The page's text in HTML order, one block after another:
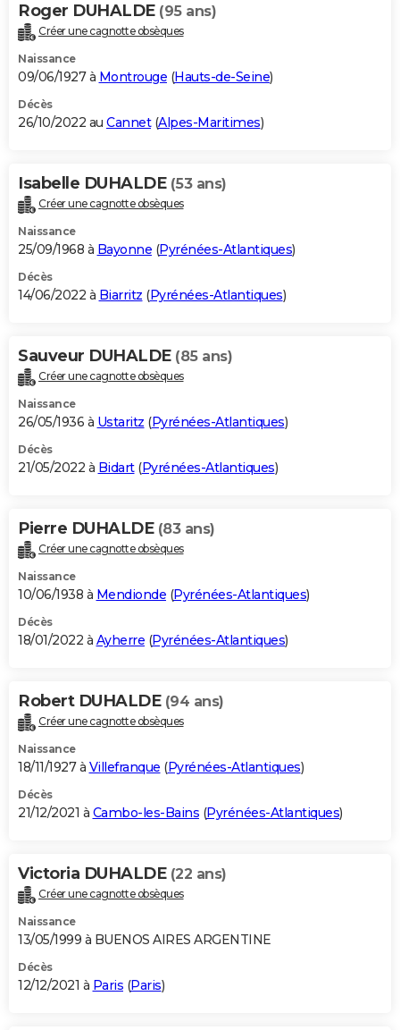
Roger DUHALDE (95 ans)
Créer une cagnotte obsèques
Naissance
09/06/1927 à Montrouge (Hauts-de-Seine)
Décès
26/10/2022 au Cannet(Alpes-Maritimes)
Isabelle DUHALDE (53 ans)
Créer une cagnotte obsèques
Naissance
25/09/1968 à Bayonne (Pyrénées-Atlantiques)
Décès
14/06/2022 à Biarritz (Pyrénées-Atlantiques)
Sauveur DUHALDE (85 ans)
Créer une cagnotte obsèques
Naissance
26/05/1936 à Ustaritz (Pyrénées-Atlantiques)
Décès
21/05/2022 à Bidart(Pyrénées-Atlantiques)
Pierre DUHALDE (83 ans)
Créer une cagnotte obsèques
Naissance
10/06/1938 à Mendionde (Pyrénées-Atlantiques)
Décès
18/01/2022 à Ayherre (Pyrénées-Atlantiques)
Robert DUHALDE (94 ans)
Créer une cagnotte obsèques
Naissance
18/11/1927 à Villefranque (Pyrénées-Atlantiques)
Décès
21/12/2021 à Cambo-les-Bains (Pyrénées-Atlantiques)
Victoria DUHALDE (22 ans)
Créer une cagnotte obsèques
Naissance
13/05/1999 à BUENOS AIRES ARGENTINE
Décès
12/12/2021 à Paris (Paris)